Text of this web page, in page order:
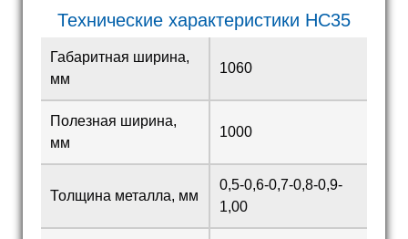
Технические характеристики HC35
Габаритная ширина,
мм
1060
Полезная ширина,
мм
1000
Толщина металла, мм
0,5-0,6-0,7-0,8-0,9-
1,00